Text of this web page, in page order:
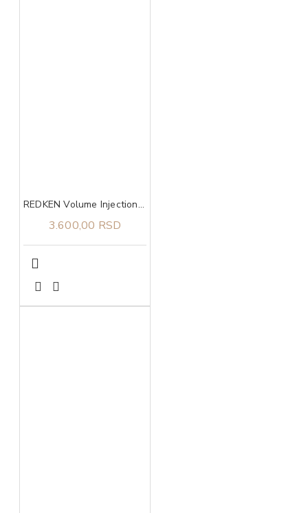
REDKEN Volume Injection šampon 300 ml
3.600,00 RSD